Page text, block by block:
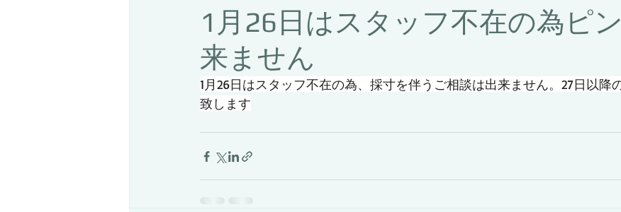
1月26日はスタッフ不在の為ピ
来ません
1月26日はスタッフ不在の為、採寸を伴うご相談は出来ません。27日以降
致します